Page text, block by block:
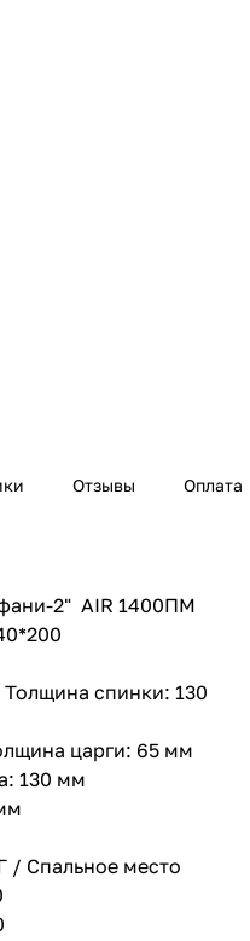
Отзывы Оплата
2" AIR 1400ПМ
спинки: 130
царги: 65 мм
130 мм
/ Спальное место